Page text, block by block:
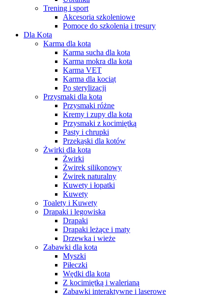
Trening i sport
Akcesoria szkoleniowe
Pomoce do szkolenia i tresury
Dla Kota
Karma dla kota
Karma sucha dla kota
Karma mokra dla kota
Karma VET
Karma dla kociąt
Po sterylizacji
Przysmaki dla kota
Przysmaki różne
Kremy i zupy dla kota
Przysmaki z kocimiętką
Pasty i chrupki
Przekąski dla kotów
Żwirki dla kota
Żwirki
Żwirek silikonowy
Żwirek naturalny
Kuwety i łopatki
Kuwety
Toalety i Kuwety
Drapaki i legowiska
Drapaki
Drapaki leżące i maty
Drzewka i wieże
Zabawki dla kota
Myszki
Piłeczki
Wędki dla kota
Z kocimiętką i walerianą
Zabawki interaktywne i laserowe